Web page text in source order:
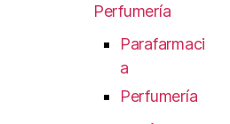
Perfumería
Parafarmaci
a
Perfumería